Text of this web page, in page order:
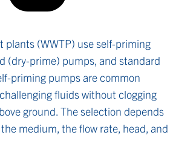
plants (WWTP) use self-priming
(dry-prime) pumps, and standard
priming pumps are common
fluids without clogging
ground. The selection depends
medium, the flow rate, head, and